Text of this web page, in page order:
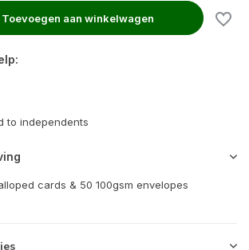
Toevoegen aan winkelwagen
to independents
cards & 50 100gsm envelopes